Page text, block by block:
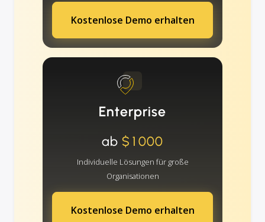
Kostenlose Demo erhalten
Enterprise
ab$1000
Individuelle Lösungen für große
Organisationen
Kostenlose Demo erhalten